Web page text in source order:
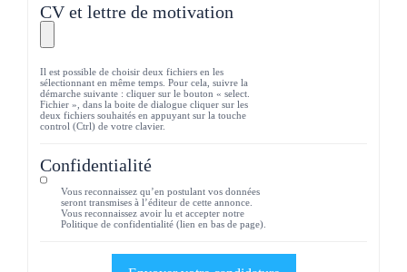
CV et lettre de motivation
Il est possible de choisir deux fichiers en les
sélectionnant en même temps. Pour cela, suivre la
démarche suivante : cliquer sur le bouton « select.
Fichier », dans la boite de dialogue cliquer sur les
deux fichiers souhaités en appuyant sur la touche
control (Ctrl) de votre clavier.
Confidentialité
Vous reconnaissez qu’en postulant vos données
seront transmises à l’éditeur de cette annonce.
Vous reconnaissez avoir lu et accepter notre
Politique de confidentialité (lien en bas de page).